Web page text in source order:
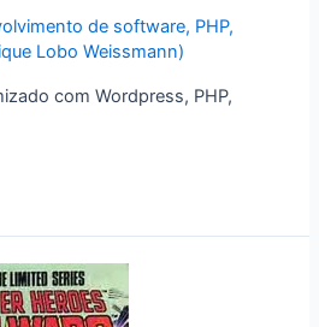
de software, PHP,
Lobo Weissmann)
com Wordpress, PHP,